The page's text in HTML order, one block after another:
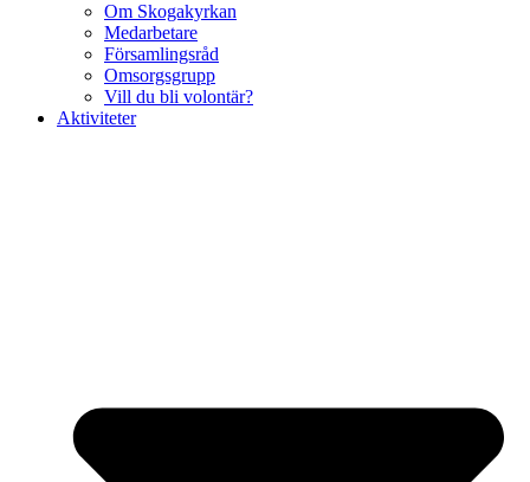
Om Skogakyrkan
Medarbetare
Församlingsråd
Omsorgsgrupp
Vill du bli volontär?
Aktiviteter